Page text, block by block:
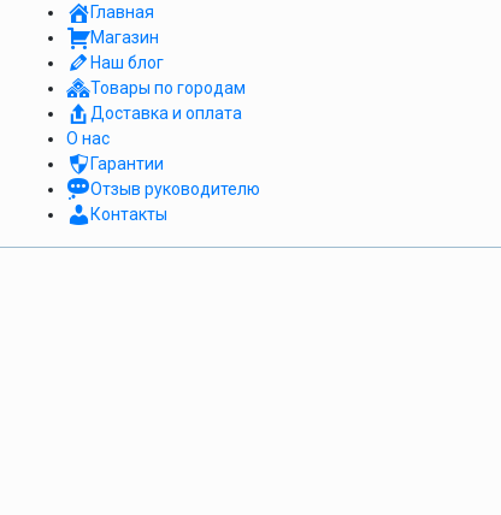
Главная
Магазин
Наш блог
Товары по городам
Доставка и оплата
О нас
Гарантии
Отзыв руководителю
Контакты
АКЦИЯ!